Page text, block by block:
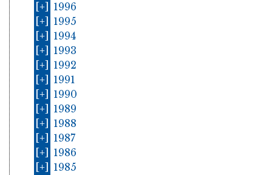
[+]
1996
[+]
1995
[+]
1994
[+]
1993
[+]
1992
[+]
1991
[+]
1990
[+]
1989
[+]
1988
[+]
1987
[+]
1986
[+]
1985